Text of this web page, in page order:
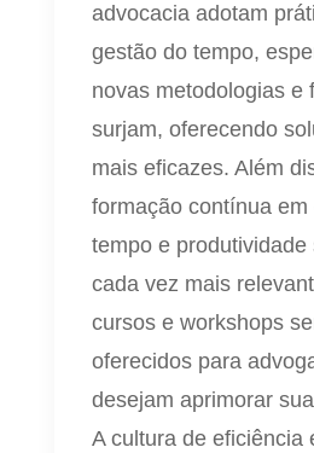
advocacia adotam
gestão do tempo,
novas metodologias e
surjam, oferecendo
mais eficazes. Além
formação contínua em
tempo e produtividade
cada vez mais
cursos e workshops
oferecidos para
desejam aprimorar
A cultura de eficiência